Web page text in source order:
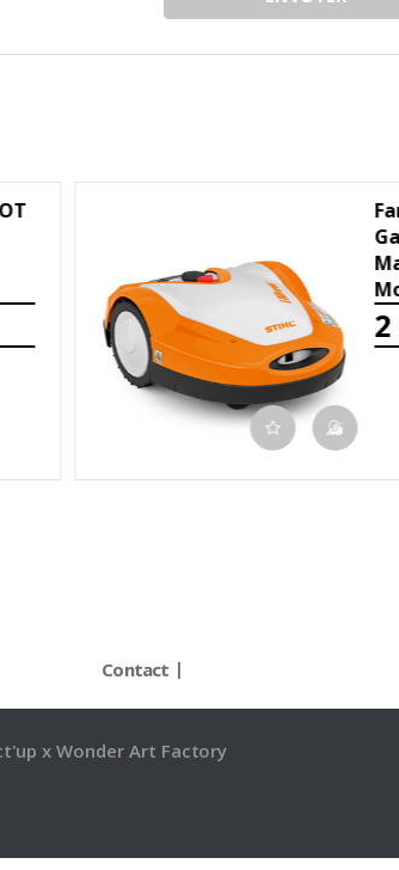
Famille TONDEUSE
Marque STIHL
Modèle RMI 632
2 099€
Contact
xWonder Art Factory